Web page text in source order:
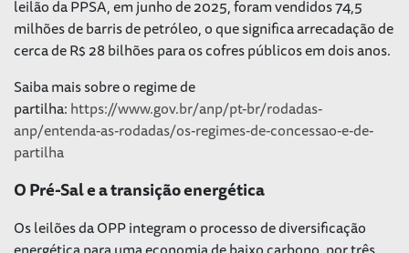
leilão da PPSA, em junho de 2025, foram vendidos 74,5
milhões de barris de petróleo, o que significa arrecadação de
cerca de R$ 28 bilhões para os cofres públicos em dois anos.
Saiba mais sobre o regime de
partilha:https://www.gov.br/anp/pt-br/rodadas-
anp/entenda-as-rodadas/os-regimes-de-concessao-e-de-
partilha
O Pré-Sal e a transição energética
Os leilões da OPP integram o processo de diversificação